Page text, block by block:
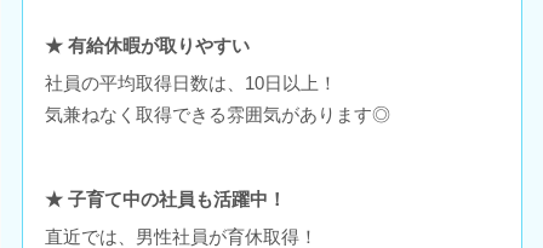
★ 有給休暇が取りやすい
社員の平均取得日数は、10日以上！
気兼ねなく取得できる雰囲気があります◎
★ 子育て中の社員も活躍中！
直近では、男性社員が育休取得！